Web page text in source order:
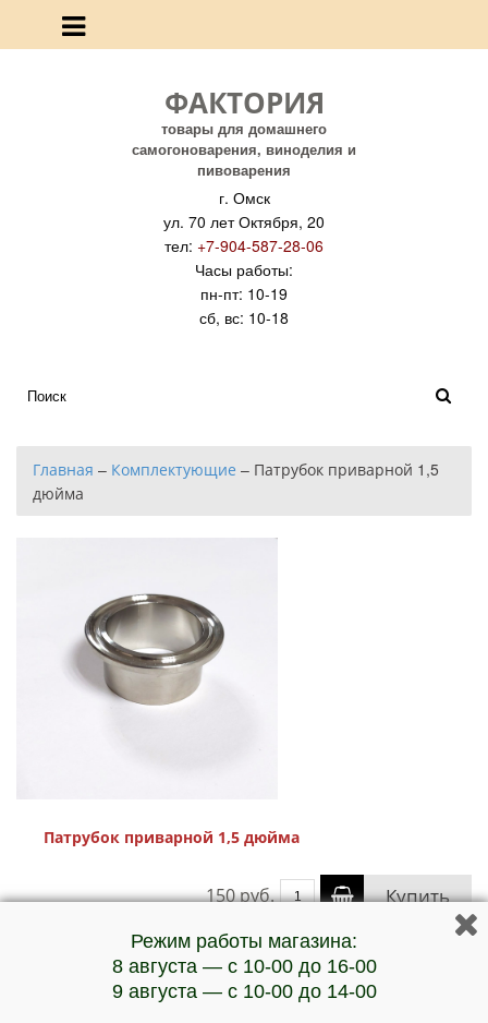
ФАКТОРИЯ
товары для домашнего
самогоноварения, виноделия и
пивоварения
г. Омск
ул. 70 лет Октября, 20
тел: +7-904-587-28-06
Часы работы:
пн-пт: 10-19
сб, вс: 10-18
Главная – Комплектующие – Патрубок приварной 1,5
дюйма
Патрубок приварной 1,5 дюйма
150 руб. Купить
Патрубок приварной на 1,5″
Режим работы магазина:
8 августа — с 10-00 до 16-00
9 августа — с 10-00 до 14-00